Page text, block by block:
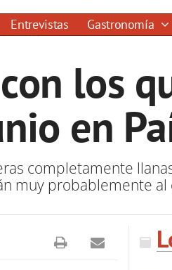
Entrevistas Gastronomía
los
en
completamente
muy probablemente